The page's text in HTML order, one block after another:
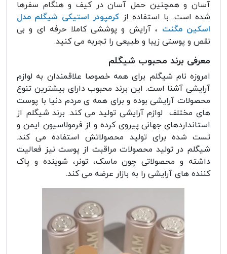
آسان و همچنین حمل آسان در کیف و هنگام سفرها
شده است. با استفاده از کرمپودر استیکی شیگلم مدل
اسکین مگنت ، آرایش و پوششی کاملا حرفه ای و بی
نقص و پوستی زیبا و طبیعی را تجربه می کنید.
معرفی برند محبوب شیگلم
امروزه نام شیگلم برای همه خصوصا علاقمندان به لوازم
آرایشی آشنا است. این برند محبوب دارای بیشترین تنوع
محصولات آرایشی بوده و برای همه ی مردم دنیا با پوست
های مختلف لوازم آرایشی تولید می کند. برند شیگلم از
استانداردهای جهانی پیروی کرده و از فرمولاسیون ایمن و
تست شده برای تولید محصولاتش استفاده می کند.
شیگلم در تولید محصولات مراقبت از پوست نیز فعالیت
داشته و محصولاتی چون ماسک، تونر، شوینده و پاک
کننده های آرایشی را به بازار عرضه می کند.